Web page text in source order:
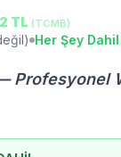
TL (TCMB)
Her Şey Dahil
Profesyonel